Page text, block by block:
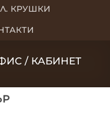
КРУШКИ
/ КАБИНЕТ